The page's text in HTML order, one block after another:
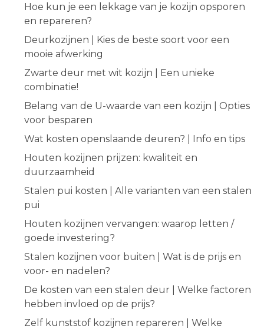
Hoe kun je een lekkage van je kozijn opsporen
en repareren?
Deurkozijnen | Kies de beste soort voor een
mooie afwerking
Zwarte deur met wit kozijn | Een unieke
combinatie!
Belang van de U-waarde van een kozijn | Opties
voor besparen
Wat kosten openslaande deuren? | Info en tips
Houten kozijnen prijzen: kwaliteit en
duurzaamheid
Stalen pui kosten | Alle varianten van een stalen
pui
Houten kozijnen vervangen: waarop letten /
goede investering?
Stalen kozijnen voor buiten | Wat is de prijs en
voor- en nadelen?
De kosten van een stalen deur | Welke factoren
hebben invloed op de prijs?
Zelf kunststof kozijnen repareren | Welke